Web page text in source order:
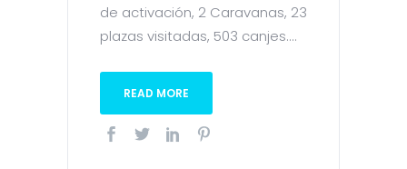
de activación, 2 Caravanas, 23
plazas visitadas, 503 canjes....
READ MORE